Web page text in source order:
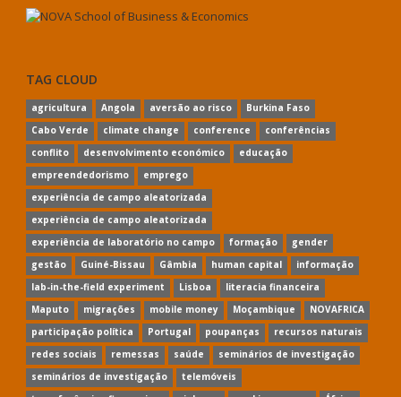
TAG CLOUD
agricultura Angola aversão ao risco
Burkina Faso
Cabo Verde
climate change conference
conferências
conflito
desenvolvimento económico
educação
empreendedorismo
emprego
experiência de campo aleatorizada
experiência de campo aleatorizada
experiência de laboratório no campo
formação
gender
gestão
Guiné-Bissau Gâmbia human capital
informação
lab-in-the-field experiment
Lisboa
literacia financeira
Maputo
migrações mobile money Moçambique
NOVAFRICA
participação política
Portugal poupanças
recursos naturais
redes sociais
remessas saúde
seminários de investigação
seminários de investigação
telemóveis